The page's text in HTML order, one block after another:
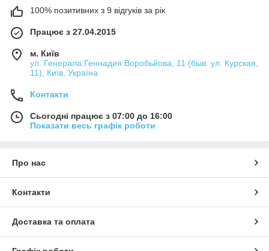
100% позитивних з 9 відгуків за рік
Працює з 27.04.2015
м. Київ
ул. Генерала Геннадия Воробьйова, 11 (быв. ул. Курская,
11), Київ, Україна
Контакти
Сьогодні працює з 07:00 до 16:00
Показати весь графік роботи
Про нас
Контакти
Доставка та оплата